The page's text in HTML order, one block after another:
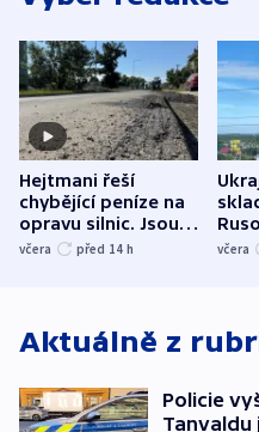
Hejtmani řeší
chybějící peníze na
opravu silnic. Jsou
nenárokové, namítá
včera před 14 h
trh,
včera
Aktuálně z
Policie
Tanvaldu